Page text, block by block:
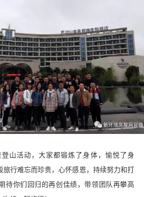
山活动，大家都锻炼了身体，愉悦了身
行难忘而珍贵，心怀感恩，持续努力和打
待你们回归的再创佳绩，带领团队再攀高